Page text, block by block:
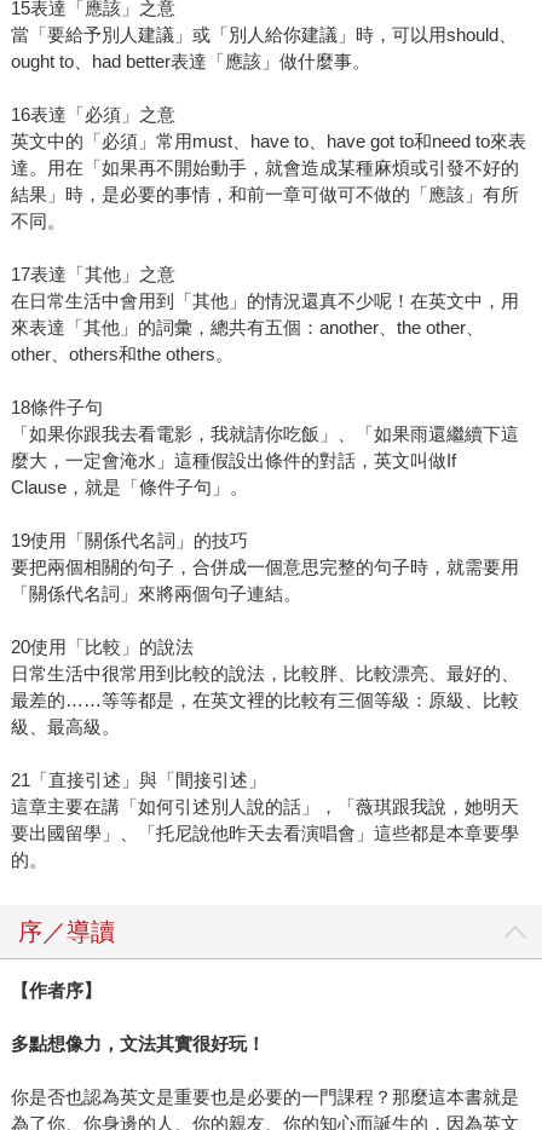
15表達「應該」之意
當「要給予別人建議」或「別人給你建議」時，可以用should、
ought to、had better表達「應該」做什麼事。
16表達「必須」之意
英文中的「必須」常用must、have to、have got to和need to來表
達。用在「如果再不開始動手，就會造成某種麻煩或引發不好的
結果」時，是必要的事情，和前一章可做可不做的「應該」有所
不同。
17表達「其他」之意
在日常生活中會用到「其他」的情況還真不少呢！在英文中，用
來表達「其他」的詞彙，總共有五個：another、the other、
other、others和the others。
18條件子句
「如果你跟我去看電影，我就請你吃飯」、「如果雨還繼續下這
麼大，一定會淹水」這種假設出條件的對話，英文叫做If
Clause，就是「條件子句」。
19使用「關係代名詞」的技巧
要把兩個相關的句子，合併成一個意思完整的句子時，就需要用
「關係代名詞」來將兩個句子連結。
20使用「比較」的說法
日常生活中很常用到比較的說法，比較胖、比較漂亮、最好的、
最差的……等等都是，在英文裡的比較有三個等級：原級、比較
級、最高級。
21「直接引述」與「間接引述」
這章主要在講「如何引述別人說的話」，「薇琪跟我說，她明天
要出國留學」、「托尼說他昨天去看演唱會」這些都是本章要學
的。
序／導讀
【作者序】
多點想像力，文法其實很好玩！
你是否也認為英文是重要也是必要的一門課程？那麼這本書就是
為了你、你身邊的人、你的親友、你的知心而誕生的，因為英文